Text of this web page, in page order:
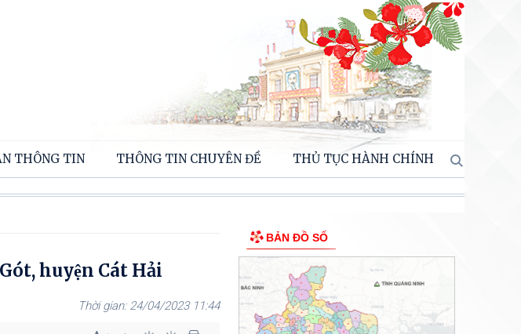
THÔNG TIN THÔNG TIN CHUYÊN ĐỀ THỦ TỤC HÀNH CHÍNH
huyện Cát Hải
24/04/2023 11:44
BẢN ĐỒ SỐ